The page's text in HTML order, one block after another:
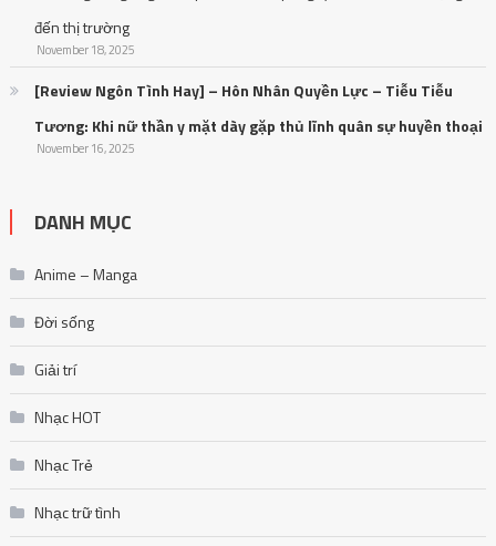
đến thị trường
November 18, 2025
[Review Ngôn Tình Hay] – Hôn Nhân Quyền Lực – Tiễu Tiễu
Tương: Khi nữ thần y mặt dày gặp thủ lĩnh quân sự huyền thoại
November 16, 2025
DANH MỤC
Anime – Manga
Đời sống
Giải trí
Nhạc HOT
Nhạc Trẻ
Nhạc trữ tình